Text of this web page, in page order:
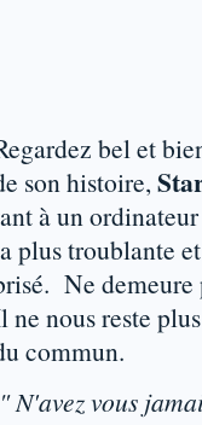
bel et
son histoire,
à un
plus troublante
Ne demeure
ne nous reste
commun.
" N'avez vous